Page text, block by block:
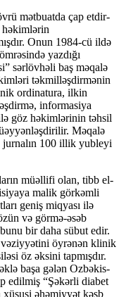
mətbuatda çap etdir­
Onun 1984-cü ildə
yazdığı
sərlövhəli baş məqa­lə
təkmilləşdirmənin
ordinatura, ilkin
informasiya
göz həkimlərinin təhsil
Məqalə
jurnalın 100 illik yub­leyi
müəllifi olan, tibb­ el­
malik görkəmli
geniş miqyası ilə
və görmə-əsəb
bir daha sübut edir.
vəziyyətini öyrənən klinik
öz əksini tapmış­dır.
başa gələn Ozbəkis­
edilmiş “Şəkərli diabet
xüsusi əhəmiyyət kəsb